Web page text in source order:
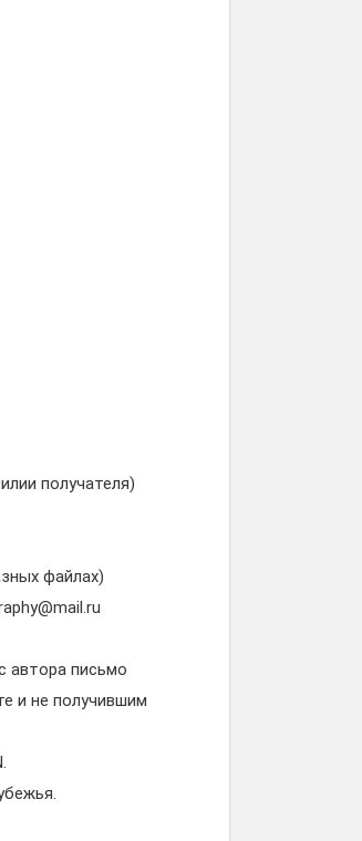
получателя)
файлах)
автора письмо
и не получившим